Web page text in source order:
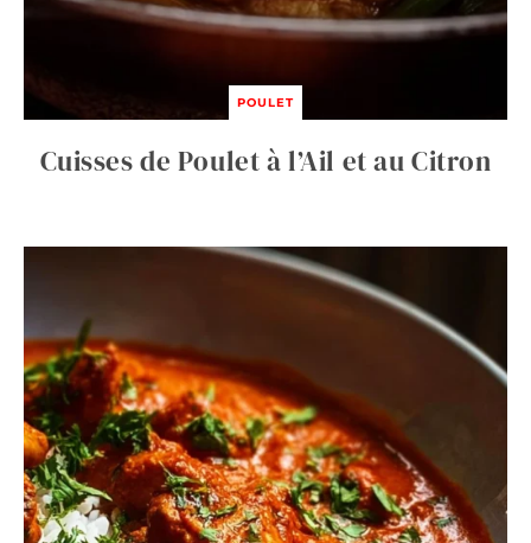
POULET
Cuisses de Poulet à l’Ail et au Citron